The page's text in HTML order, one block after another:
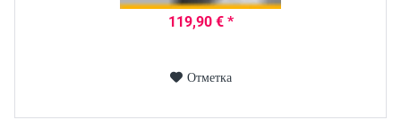
119,90 € *
Отметка